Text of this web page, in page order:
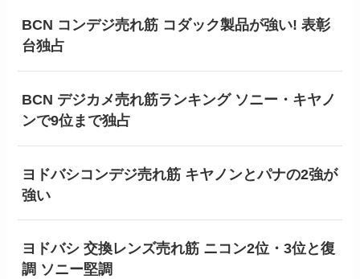
BCN コンデジ売れ筋 コダック製品が強い! 表彰
台独占
BCN デジカメ売れ筋ランキング ソニー・キヤノ
ンで9位まで独占
ヨドバシコンデジ売れ筋 キヤノンとパナの2強が
強い
ヨドバシ 交換レンズ売れ筋 ニコン2位・3位と復
調 ソニー堅調